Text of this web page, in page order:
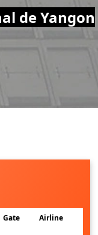
de Yangon
Gate Airline